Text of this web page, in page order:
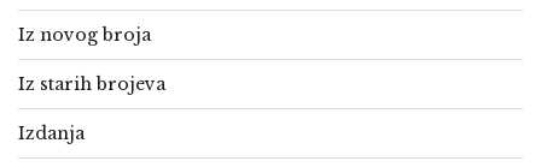
Iz novog broja
Iz starih brojeva
Izdanja